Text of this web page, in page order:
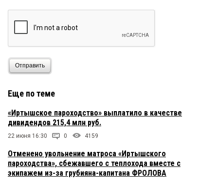
«работать»..........
15 июня 2015 в 14:16:
ну вот так бы и сразу, что за кресло держался.
Отправить
Еще по теме
«Иртышское пароходство» выплатило в качестве
дивидендов 215,4 млн руб.
22 июня 16:30 0 4159
Отменено увольнение матроса «Иртышского
пароходства», сбежавшего с теплохода вместе с
экипажем из-за грубияна-капитана ФРОЛОВА